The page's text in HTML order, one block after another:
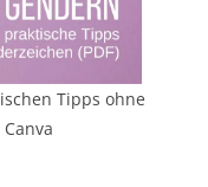
Tipps ohne